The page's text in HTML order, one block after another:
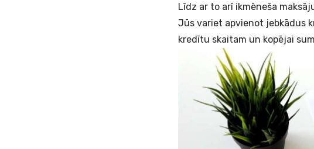
Līdz ar to arī ikmēneša
Jūs variet apvienot jebkādus
kredītu skaitam un kopējai